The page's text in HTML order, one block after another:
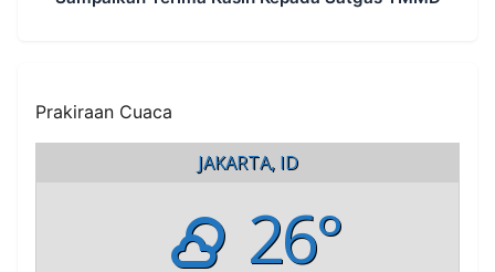
Prakiraan Cuaca
JAKARTA, ID
26°